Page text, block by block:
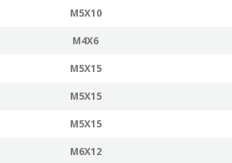
M5X10
M4X6
M5X15
M5X15
M5X15
M6X12